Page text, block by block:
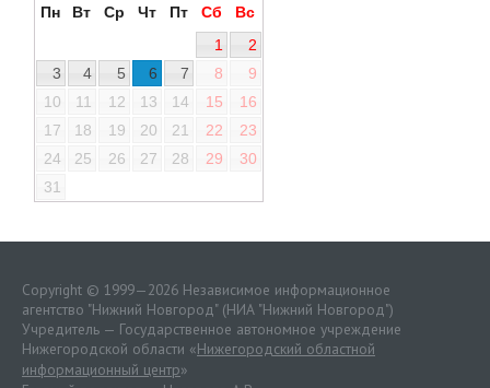
Пн Вт Ср Чт Пт Сб
Вс
1
2
3
4 5 6 7 8
9
10
11 12 13 14 15
16
17
18 19 20 21 22
23
24
25 26 27 28 29
30
31
Copyright © 1999—2026 Независимое информационное
агентство "Нижний Новгород" (НИА "Нижний Новгород")
Учредитель — Государственное автономное учреждение
Нижегородской области «Нижегородский областной
информационный центр»